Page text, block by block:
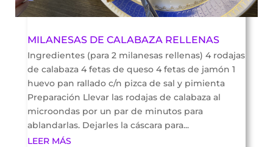
MILANESAS DE CALABAZA RELLENAS
Ingredientes (para 2 milanesas rellenas) 4 rodajas
de calabaza 4 fetas de queso 4 fetas de jamón 1
huevo pan rallado c/n pizca de sal y pimienta
Preparación Llevar las rodajas de calabaza al
microondas por un par de minutos para
ablandarlas. Dejarles la cáscara para...
LEER MÁS